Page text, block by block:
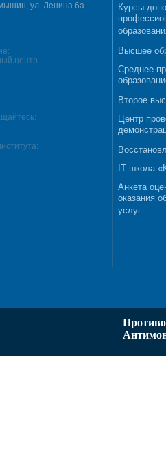
ул. Ленина 6а
центр
Курсы
Высшее
Среднее
Второе
Центр
IT школа
Анкета
оказания
услуг